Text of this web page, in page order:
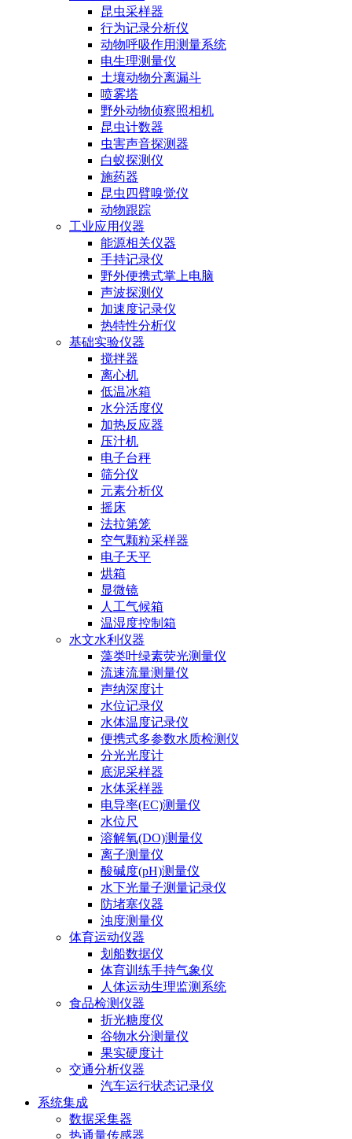
昆虫采样器
行为记录分析仪
动物呼吸作用测量系统
电生理测量仪
土壤动物分离漏斗
喷雾塔
野外动物侦察照相机
昆虫计数器
虫害声音探测器
白蚁探测仪
施药器
昆虫四臂嗅觉仪
动物跟踪
工业应用仪器
能源相关仪器
手持记录仪
野外便携式掌上电脑
声波探测仪
加速度记录仪
热特性分析仪
基础实验仪器
搅拌器
离心机
低温冰箱
水分活度仪
加热反应器
压汁机
电子台秤
筛分仪
元素分析仪
摇床
法拉第笼
空气颗粒采样器
电子天平
烘箱
显微镜
人工气候箱
温湿度控制箱
水文水利仪器
藻类叶绿素荧光测量仪
流速流量测量仪
声纳深度计
水位记录仪
水体温度记录仪
便携式多参数水质检测仪
分光光度计
底泥采样器
水体采样器
电导率(EC)测量仪
水位尺
溶解氧(DO)测量仪
离子测量仪
酸碱度(pH)测量仪
水下光量子测量记录仪
防堵塞仪器
浊度测量仪
体育运动仪器
划船数据仪
体育训练手持气象仪
人体运动生理监测系统
食品检测仪器
折光糖度仪
谷物水分测量仪
果实硬度计
交通分析仪器
汽车运行状态记录仪
系统集成
数据采集器
热通量传感器